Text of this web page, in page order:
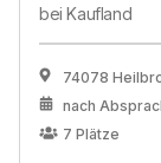
beiKaufland
74078
nach
7 Plätze